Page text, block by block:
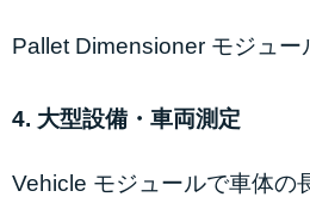
Pallet Dimensioner モジュー
4. 大型設備・車両測定
Vehicle モジュールで車体の